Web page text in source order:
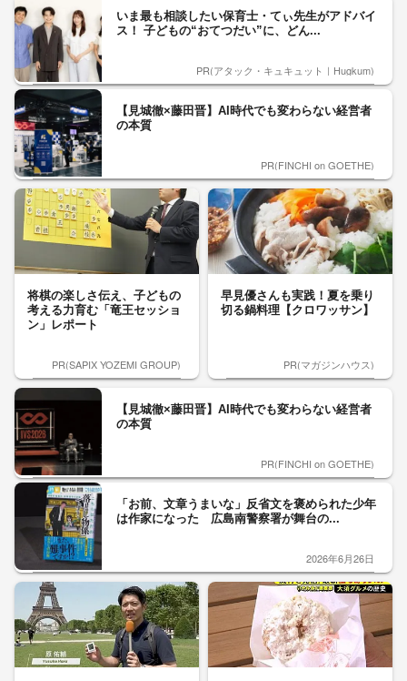
いま最も相談したい保育士・てぃ先生がアドバイ
ス！ 子どもの“おてつだい”に、どん...
PR(アタック・キュキュット｜Hugkum)
【見城徹×藤田晋】AI時代でも変わらない経営者
の本質
PR(FINCHI on GOETHE)
将棋の楽しさ伝え、子どもの
考える力育む「竜王セッショ
ン」レポート
PR(SAPIX YOZEMI GROUP)
早見優さんも実践！夏を乗り
切る鍋料理【クロワッサン】
PR(マガジンハウス)
【見城徹×藤田晋】AI時代でも変わらない経営者
の本質
PR(FINCHI on GOETHE)
「お前、文章うまいな」反省文を褒められた少年
は作家になった 広島南警察署が舞台の...
2026年6月26日